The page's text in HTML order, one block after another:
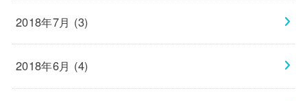
2018年7月 (3)
2018年6月 (4)